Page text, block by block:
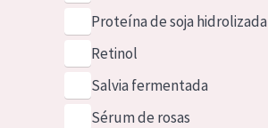
Proteína de soja hidrolizada
Retinol
Salvia fermentada
Sérum de rosas